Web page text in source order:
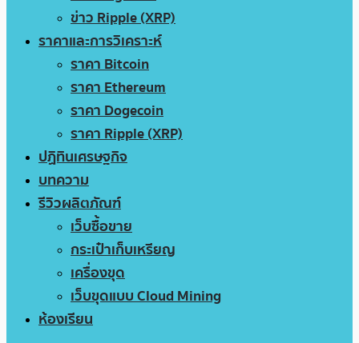
ข่าว Ripple (XRP)
ราคาและการวิเคราะห์
ราคา Bitcoin
ราคา Ethereum
ราคา Dogecoin
ราคา Ripple (XRP)
ปฏิทินเศรษฐกิจ
บทความ
รีวิวผลิตภัณฑ์
เว็บซื้อขาย
กระเป๋าเก็บเหรียญ
เครื่องขุด
เว็บขุดแบบ Cloud Mining
ห้องเรียน